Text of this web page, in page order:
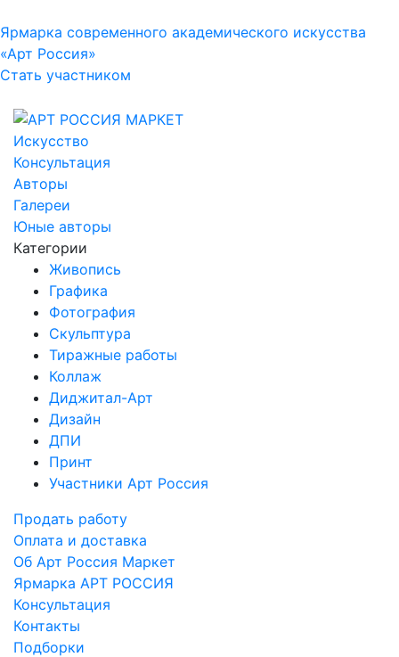
Ярмарка современного академического искусства
«Арт Россия»
Стать участником
Искусство
Консультация
Авторы
Галереи
Юные авторы
Категории
Живопись
Графика
Фотография
Скульптура
Тиражные работы
Коллаж
Диджитал-Арт
Дизайн
ДПИ
Принт
Участники Арт Россия
Продать работу
Оплата и доставка
Об Арт Россия Маркет
Ярмарка АРТ РОССИЯ
Консультация
Контакты
Подборки